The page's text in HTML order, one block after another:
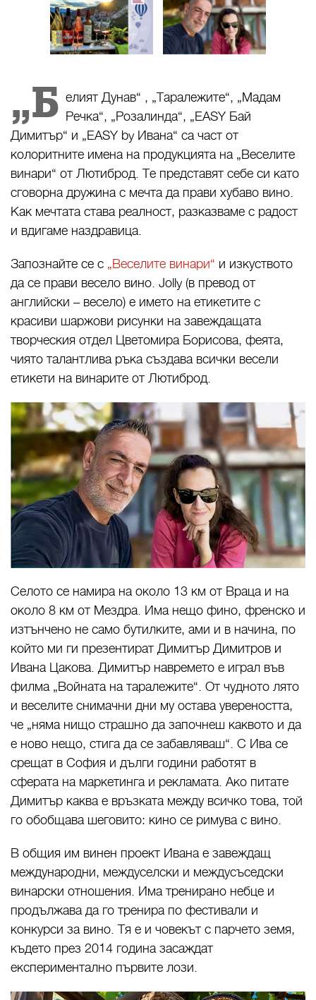
„Б елият Дунав“ , „Таралежите“, „Мадам
Речка“, „Розалинда“, „EASY Бай
Димитър“ и „EASY by Ивана“ са част от
колоритните имена на продукцията на „Веселите
винари“ от Лютиброд. Те представят себе си като
сговорна дружина с мечта да прави хубаво вино.
Как мечтата става реалност, разказваме с радост
и вдигаме наздравица.
Запознайте се с „Веселите винари“ и изкуството
да се прави весело вино. Jolly (в превод от
английски – весело) е името на етикетите с
красиви шаржови рисунки на завеждащата
творческия отдел Цветомира Борисова, феята,
чиято талантлива ръка създава всички весели
етикети на винарите от Лютиброд.
Селото се намира на около 13 км от Враца и на
около 8 км от Мездра. Има нещо фино, френско и
изтънчено не само бутилките, ами и в начина, по
който ми ги презентират Димитър Димитров и
Ивана Цaкова. Димитър навремето е играл във
филма „Войната на таралежите“. От чудното лято
и веселите снимачни дни му остава увереността,
че „няма нищо страшно да започнеш каквото и да
е ново нещо, стига да се забавляваш“. С Ива се
срещат в София и дълги години работят в
сферата на маркетинга и рекламата. Ако питате
Димитър каква е връзката между всичко това, той
го обобщава шеговито: кино се римува с вино.
В общия им винен проект Ивана е завеждащ
международни, междуселски и междусъседски
винарски отношения. Има тренирано небце и
продължава да го тренира по фестивали и
конкурси за вино. Тя е и човекът с парчето земя,
където през 2014 година засаждат
експериментално първите лози.